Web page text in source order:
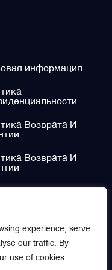
experience, serve
our traffic. By
use of cookies.
информация
Возврата И
Возврата И